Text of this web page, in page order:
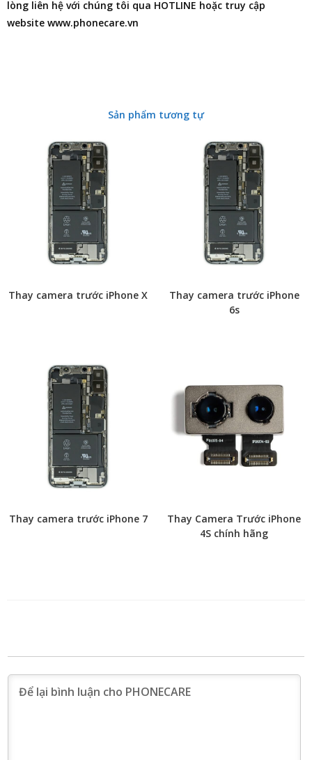
lòng liên hệ với chúng tôi qua HOTLINE hoặc truy cập
website www.phonecare.vn
Sản phẩm tương tự
Thay camera trước iPhone X
Thay camera trước iPhone
6s
Thay camera trước iPhone 7
Thay Camera Trước iPhone
4S chính hãng